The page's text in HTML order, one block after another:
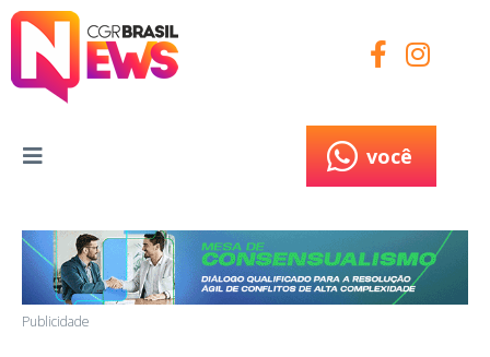
você
Publicidade